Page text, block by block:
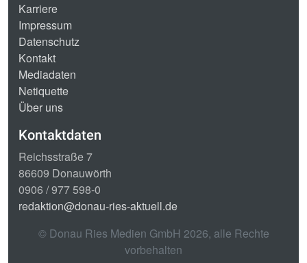
Karriere
Impressum
Datenschutz
Kontakt
Mediadaten
Netiquette
Über uns
Kontaktdaten
Reichsstraße 7
86609 Donauwörth
0906 / 977 598-0
redaktion@donau-ries-aktuell.de
© Donau Ries Medien GmbH 2026, alle Rechte
vorbehalten